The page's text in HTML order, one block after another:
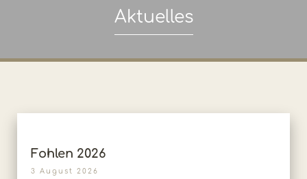
Aktuelles
Fohlen 2026
3 August 2026